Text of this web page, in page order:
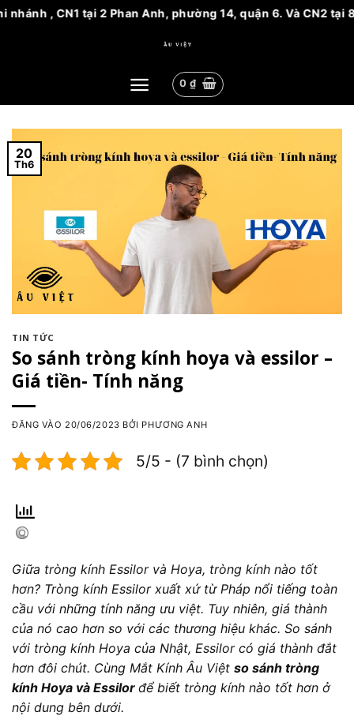
tại 2 Phan Anh, phường 14, quận 6. Và CN2 tại 81
0 ₫
20
Th6
TIN TỨC
So sánh tròng kính hoya và essilor –
Giá tiền- Tính năng
ĐĂNG VÀO 20/06/2023 BỞI PHƯƠNG ANH
5/5 - (7 bình chọn)
Giữa tròng kính Essilor và Hoya, tròng kính nào tốt
hơn? Tròng kính Essilor xuất xứ từ Pháp nổi tiếng toàn
cầu với những tính năng ưu việt. Tuy nhiên, giá thành
của nó cao hơn so với các thương hiệu khác. So sánh
với tròng kính Hoya của Nhật, Essilor có giá thành đắt
hơn đôi chút. Cùng Mắt Kính Âu Việt so sánh tròng
kính Hoya và Essilor để biết tròng kính nào tốt hơn ở
nội dung bên dưới.